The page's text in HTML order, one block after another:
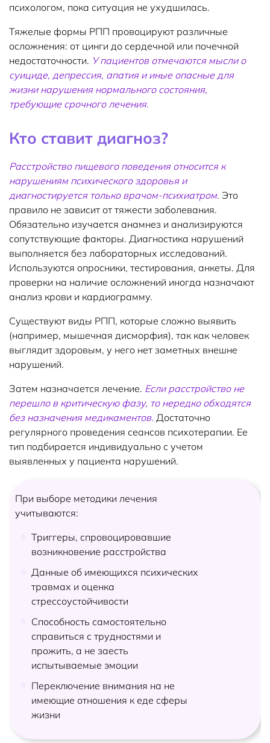
психологом, пока ситуация не ухудшилась.
Тяжелые формы РПП провоцируют различные
осложнения: от цинги до сердечной или почечной
недостаточности. У пациентов отмечаются мысли о
суициде, депрессия, апатия и иные опасные для
жизни нарушения нормального состояния,
требующие срочного лечения.
Кто ставит диагноз?
Расстройство пищевого поведения относится к
нарушениям психического здоровья и
диагностируется только врачом-психиатром. Это
правило не зависит от тяжести заболевания.
Обязательно изучается анамнез и анализируются
сопутствующие факторы. Диагностика нарушений
выполняется без лабораторных исследований.
Используются опросники, тестирования, анкеты. Для
проверки на наличие осложнений иногда назначают
анализ крови и кардиограмму.
Существуют виды РПП, которые сложно выявить
(например, мышечная дисморфия), так как человек
выглядит здоровым, у него нет заметных внешне
нарушений.
Затем назначается лечение. Если расстройство не
перешло в критическую фазу, то нередко обходятся
без назначения медикаментов. Достаточно
регулярного проведения сеансов психотерапии. Ее
тип подбирается индивидуально с учетом
выявленных у пациента нарушений.
При выборе методики лечения
учитываются:
Триггеры, спровоцировавшие
возникновение расстройства
Данные об имеющихся психических
травмах и оценка
стрессоустойчивости
Способность самостоятельно
справиться с трудностями и
прожить, а не заесть
испытываемые эмоции
Переключение внимания на не
имеющие отношения к еде сферы
жизни